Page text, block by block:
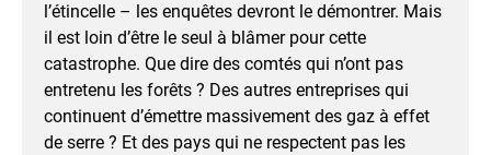
l’étincelle – les enquêtes devront le démontrer. Mais
il est loin d’être le seul à blâmer pour cette
catastrophe. Que dire des comtés qui n’ont pas
entretenu les forêts ? Des autres entreprises qui
continuent d’émettre massivement des gaz à effet
de serre ? Et des pays qui ne respectent pas les